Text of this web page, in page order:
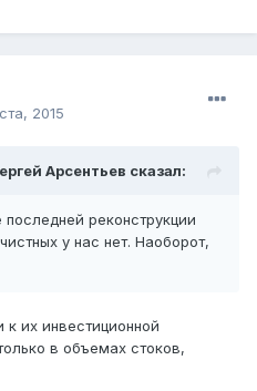
2015
Арсентьев сказал:
реконструкции
у нас нет. Наоборот,
их инвестиционной
в объемах стоков,